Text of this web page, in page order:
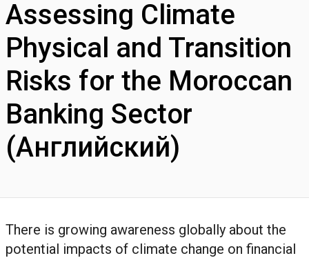
Assessing Climate
Physical and Transition
Risks for the Moroccan
Banking Sector
(Английский)
There is growing awareness globally about the
potential impacts of climate change on financial